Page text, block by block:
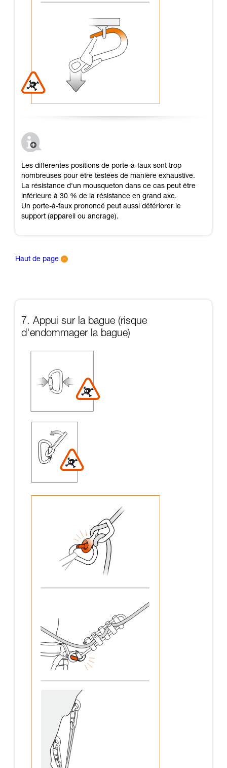
Les différentes positions de porte-à-faux sont trop
nombreuses pour être testées de manière exhaustive.
La résistance d'un mousqueton dans ce cas peut être
inférieure à 30 % de la résistance en grand axe.
Un porte-à-faux prononcé peut aussi détériorer le
support (appareil ou ancrage).
Haut de page
7. Appui sur la bague (risque
d'endommager la bague)